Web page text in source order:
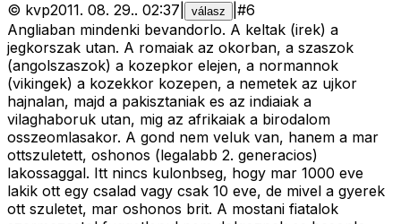
© kvp2011. 08. 29.. 02:37 válasz #6
Angliaban mindenki bevandorlo. A keltak (irek) a
jegkorszak utan. A romaiak az okorban, a szaszok
(angolszaszok) a kozepkor elejen, a normannok
(vikingek) a kozekkor kozepen, a nemetek az ujkor
hajnalan, majd a pakisztaniak es az indiaiak a
vilaghaboruk utan, mig az afrikaiak a birodalom
osszeomlasakor. A gond nem veluk van, hanem a mar
ottszuletett, oshonos (legalabb 2. generacios)
lakossaggal. Itt nincs kulonbseg, hogy mar 1000 eve
lakik ott egy csalad vagy csak 10 eve, de mivel a gyerek
ott szuletet, mar oshonos brit. A mostani fiatalok